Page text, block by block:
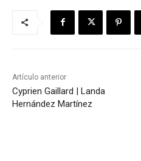
Artículo anterior
Cyprien Gaillard | Landa
Hernández Martínez